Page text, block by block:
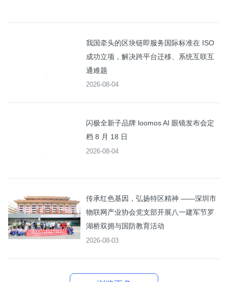
我国牵头的区块链即服务国际标准在 ISO
成功立项，解决跨平台迁移、系统互联互
通难题
2026-08-04
闪极全新子品牌 loomos AI 眼镜发布会定
档 8 月 18 日
2026-08-04
传承红色基因，弘扬特区精神 ——深圳市
物联网产业协会党支部开展八一建军节罗
湖桥双拥与国防教育活动
2026-08-03